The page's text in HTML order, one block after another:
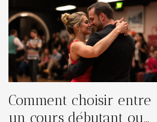
Comment choisir entre
un cours débutant ou